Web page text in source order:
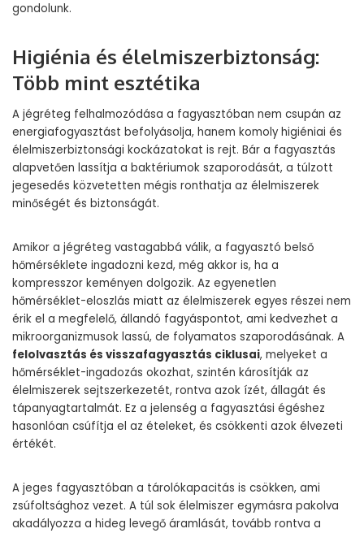
gondolunk.
Higiénia és élelmiszerbiztonság:
Több mint esztétika
A jégréteg felhalmozódása a fagyasztóban nem csupán az
energiafogyasztást befolyásolja, hanem komoly higiéniai és
élelmiszerbiztonsági kockázatokat is rejt. Bár a fagyasztás
alapvetően lassítja a baktériumok szaporodását, a túlzott
jegesedés közvetetten mégis ronthatja az élelmiszerek
minőségét és biztonságát.
Amikor a jégréteg vastagabbá válik, a fagyasztó belső
hőmérséklete ingadozni kezd, még akkor is, ha a
kompresszor keményen dolgozik. Az egyenetlen
hőmérséklet-eloszlás miatt az élelmiszerek egyes részei nem
érik el a megfelelő, állandó fagyáspontot, ami kedvezhet a
mikroorganizmusok lassú, de folyamatos szaporodásának. A
felolvasztás és visszafagyasztás ciklusai, melyeket a
hőmérséklet-ingadozás okozhat, szintén károsítják az
élelmiszerek sejtszerkezetét, rontva azok ízét, állagát és
tápanyagtartalmát. Ez a jelenség a fagyasztási égéshez
hasonlóan csúfítja el az ételeket, és csökkenti azok élvezeti
értékét.
A jeges fagyasztóban a tárolókapacitás is csökken, ami
zsúfoltsághoz vezet. A túl sok élelmiszer egymásra pakolva
akadályozza a hideg levegő áramlását, tovább rontva a